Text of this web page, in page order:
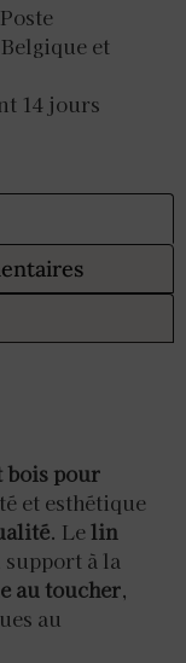
et
14 jours
bois pour
et esthétique
. Lelin
à la
au toucher,
au